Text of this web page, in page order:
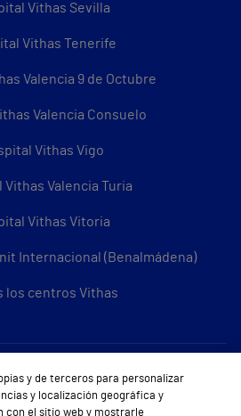
Vithas Sevilla
Vithas Tenerife
Valencia 9 de Octubre
Valencia Consuelo
Vithas Vigo
Vithas Valencia Turia
Vithas Vitoria
Internacional (Benalmádena)
los centros Vithas
Sobre Vithas
somos
y de terceros para personalizar
y localización geográfica y
con el sitio web y mostrarle